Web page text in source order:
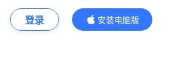
登录
安装电脑版
内容更精彩